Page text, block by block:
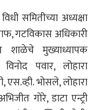
समितीच्या अध्यक्षा
गटविकास अधिकारी
शाळेचे मुख्याध्यापक
पवार, लोहारा
एस.व्ही. भोसले, लोहारा
गोरे, डाटा एन्ट्री